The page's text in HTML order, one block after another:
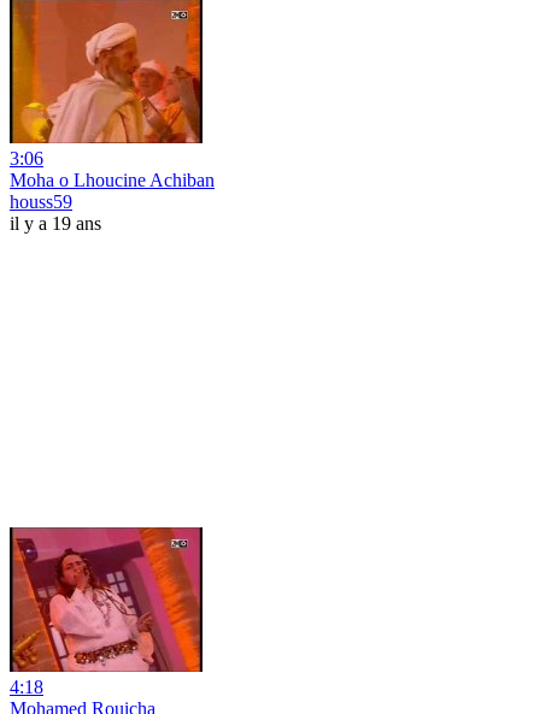
3:06
Moha o Lhoucine Achiban
houss59
il y a 19 ans
4:18
Mohamed Rouicha